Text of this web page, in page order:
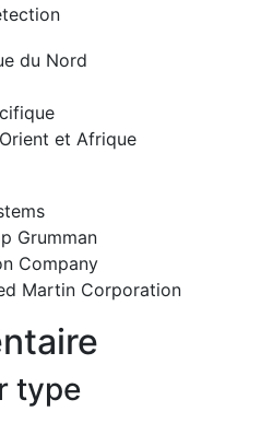
du Nord
et Afrique
Grumman
Company
Martin Corporation
type